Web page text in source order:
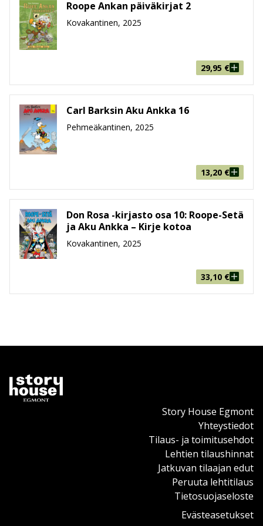
Aku Ankka ja merikäärme
Aku Ankka: Itsetuno koetuksella
Aku Ankka puistovahtina
Aku Ankka autoasentajana
Aku Ankka: Kahden tähden sheriffi
Aku Ankka: Uhkarohkea kameramies
Aku Ankka lentäjänä
Aku Ankka: Totinen torvikauppias
Roope Ankan päiväkirjat 2
Kovakantinen, 2025
29,95 €
Carl Barksin Aku Ankka 16
Pehmeäkantinen, 2025
13,20 €
Don Rosa -kirjasto osa 10: Roope-Setä
ja Aku Ankka – Kirje kotoa
Kovakantinen, 2025
33,10 €
Story House Egmont
Yhteystiedot
Tilaus- ja toimitusehdot
Lehtien tilaushinnat
Jatkuvan tilaajan edut
Peruuta lehtitilaus
Tietosuojaseloste
Evästeasetukset